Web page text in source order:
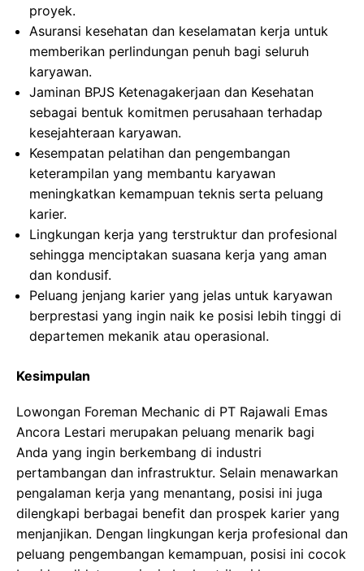
proyek.
Asuransi kesehatan dan keselamatan kerja untuk
memberikan perlindungan penuh bagi seluruh
karyawan.
Jaminan BPJS Ketenagakerjaan dan Kesehatan
sebagai bentuk komitmen perusahaan terhadap
kesejahteraan karyawan.
Kesempatan pelatihan dan pengembangan
keterampilan yang membantu karyawan
meningkatkan kemampuan teknis serta peluang
karier.
Lingkungan kerja yang terstruktur dan profesional
sehingga menciptakan suasana kerja yang aman
dan kondusif.
Peluang jenjang karier yang jelas untuk karyawan
berprestasi yang ingin naik ke posisi lebih tinggi di
departemen mekanik atau operasional.
Kesimpulan
Lowongan Foreman Mechanic di PT Rajawali Emas
Ancora Lestari merupakan peluang menarik bagi
Anda yang ingin berkembang di industri
pertambangan dan infrastruktur. Selain menawarkan
pengalaman kerja yang menantang, posisi ini juga
dilengkapi berbagai benefit dan prospek karier yang
menjanjikan. Dengan lingkungan kerja profesional dan
peluang pengembangan kemampuan, posisi ini cocok